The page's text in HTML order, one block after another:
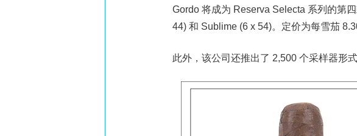
Gordo 将成为 Reserva Selecta 系列的第
44) 和 Sublime (6 x 54)。定价为每雪茄
此外，该公司还推出了 2,500 个采样器形